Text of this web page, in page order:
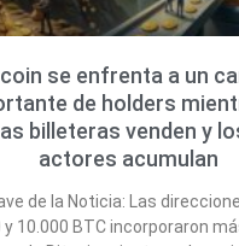
se enfrenta a un
de holders
billeteras venden y
actores acumulan
de la Noticia: Las
10.000 BTC incorporaron